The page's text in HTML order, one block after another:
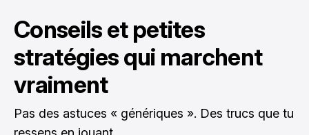
Conseils et petites
stratégies qui marchent
vraiment
Pas des astuces « génériques ». Des trucs que tu